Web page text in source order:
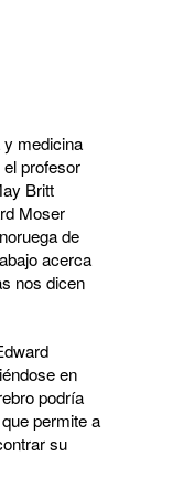
medicina
profesor
Britt
Moser
de
acerca
nos dicen
en
podría
permite a
su